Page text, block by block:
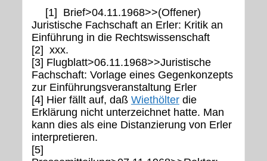
[1] Brief>04.11.1968>>(Offener)
Juristische Fachschaft an Erler: Kritik an
Einführung in die Rechtswissenschaft
[2] xxx.
[3] Flugblatt>06.11.1968>>Juristische
Fachschaft: Vorlage eines Gegenkonzepts
zur Einführungsveranstaltung Erler
[4] Hier fällt auf, daß Wiethölterdie
Erklärung nicht unterzeichnet hatte. Man
kann dies als eine Distanzierung von Erler
interpretieren.
[5]